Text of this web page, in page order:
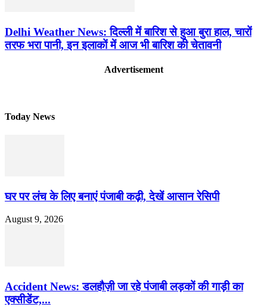
Delhi Weather News: दिल्ली में बारिश से हुआ बुरा हाल, चारों
तरफ भरा पानी, इन इलाकों में आज भी बारिश की चेतावनी
Advertisement
Today News
घर पर लंच के लिए बनाएं पंजाबी कढ़ी, देखें आसान रेसिपी
August 9, 2026
Accident News: डलहौज़ी जा रहे पंजाबी लड़कों की गाड़ी का
एक्सीडेंट,...